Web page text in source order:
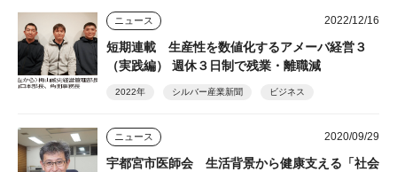
ニュース 2022/12/16
短期連載 生産性を数値化するアメーバ経営３
（実践編） 週休３日制で残業・離職減
2022年 シルバー産業新聞 ビジネス
ニュース 2020/09/29
宇都宮市医師会 生活背景から健康支える「社会